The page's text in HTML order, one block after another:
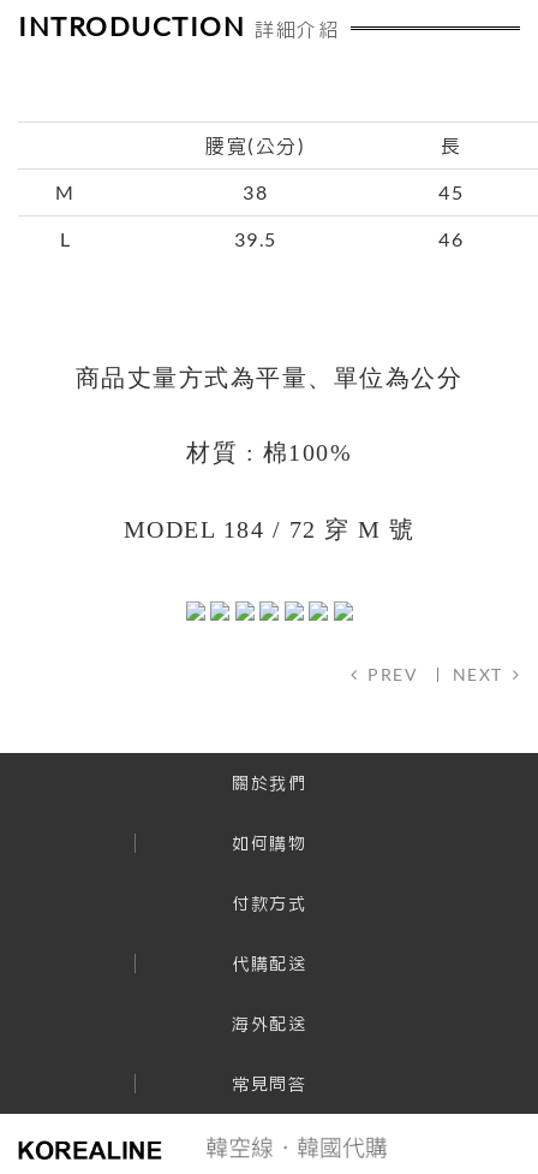
INTRODUCTION 詳細介紹
腰寬(公分) 長
M 38 45
L 39.5 46
商品丈量方式為平量、單位為公分
材質 : 棉100%
MODEL 184 / 72 穿 M 號
PREV NEXT
關於我們
如何購物
付款方式
代購配送
海外配送
常見問答